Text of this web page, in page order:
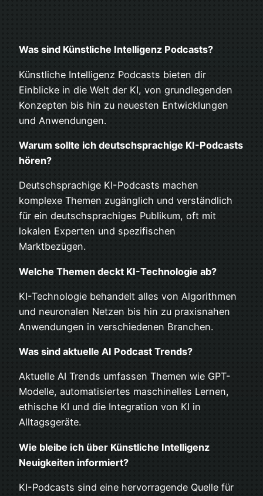
Was sind Künstliche Intelligenz Podcasts?
Künstliche Intelligenz Podcasts bieten dir
Einblicke in die Welt der KI, von grundlegenden
Konzepten bis hin zu neuesten Entwicklungen
und Anwendungen.
Warum sollte ich deutschsprachige KI-Podcasts
hören?
Deutschsprachige KI-Podcasts machen
komplexe Themen zugänglich und verständlich
für ein deutschsprachiges Publikum, oft mit
lokalen Experten und spezifischen
Marktbezügen.
Welche Themen deckt KI-Technologie ab?
KI-Technologie behandelt alles von Algorithmen
und neuronalen Netzen bis hin zu praxisnahen
Anwendungen in verschiedenen Branchen.
Was sind aktuelle AI Podcast Trends?
Aktuelle AI Trends umfassen Themen wie GPT-
Modelle, automatisiertes maschinelles Lernen,
ethische KI und die Integration von KI in
Alltagsgeräte.
Wie bleibe ich über Künstliche Intelligenz
Neuigkeiten informiert?
KI-Podcasts sind eine hervorragende Quelle für